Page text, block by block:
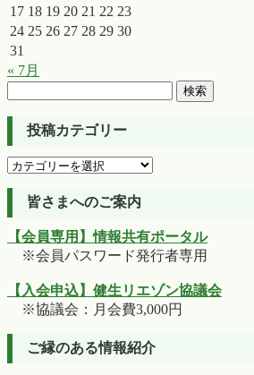
17 18 19 20 21 22 23
24 25 26 27 28 29 30
31
« 7月
投稿カテゴリー
投
テ
ゴ
皆さまへのご案内
【会員専用】情報共有ポータル
※会員パスワード発行者専用
【入会申込】健生リエゾン協議会
※協議会：月会費3,000円
ご縁のある情報紹介